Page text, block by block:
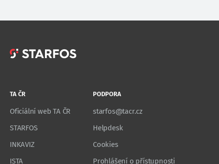
TA ČR
Oficiální web TA ČR
STARFOS
INKAVIZ
ISTA
PODPORA
starfos@tacr.cz
Helpdesk
Cookies
Prohlášení o přístupnosti